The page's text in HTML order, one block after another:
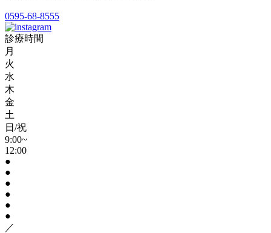
0595-68-8555
診療時間
月
火
水
木
金
土
日/祝
9:00~
12:00
●
●
●
●
●
●
／